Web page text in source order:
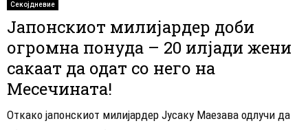
Секојдневие
Јапонскиот милијардер доби
огромна понуда – 20 илјади жени
сакаат да одат со него на
Месечината!
Откако јапонскиот милијардер Јусаку Маезава одлучи да